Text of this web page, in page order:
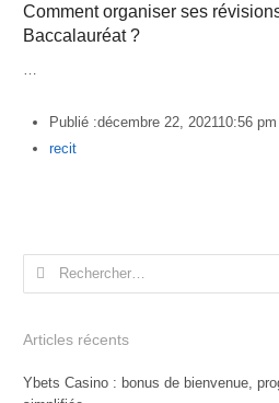
Comment organiser ses
Baccalauréat ?
Publié :décembre 22, 2021 10:56 pm
Author
recit
Rechercher :
Articles récents
Ybets Casino : bonus de bienvenue,